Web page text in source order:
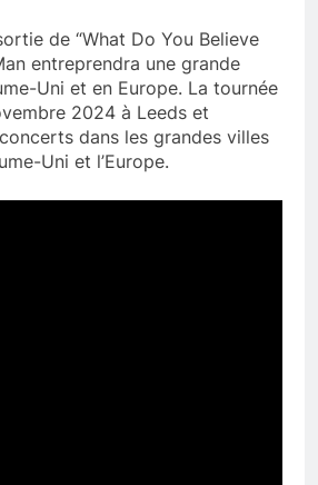
de “What Do You Believe
Man entreprendra une grande
Uni et en Europe. La tournée
2024 à Leeds et
dans les grandes villes
Uni et l’Europe.